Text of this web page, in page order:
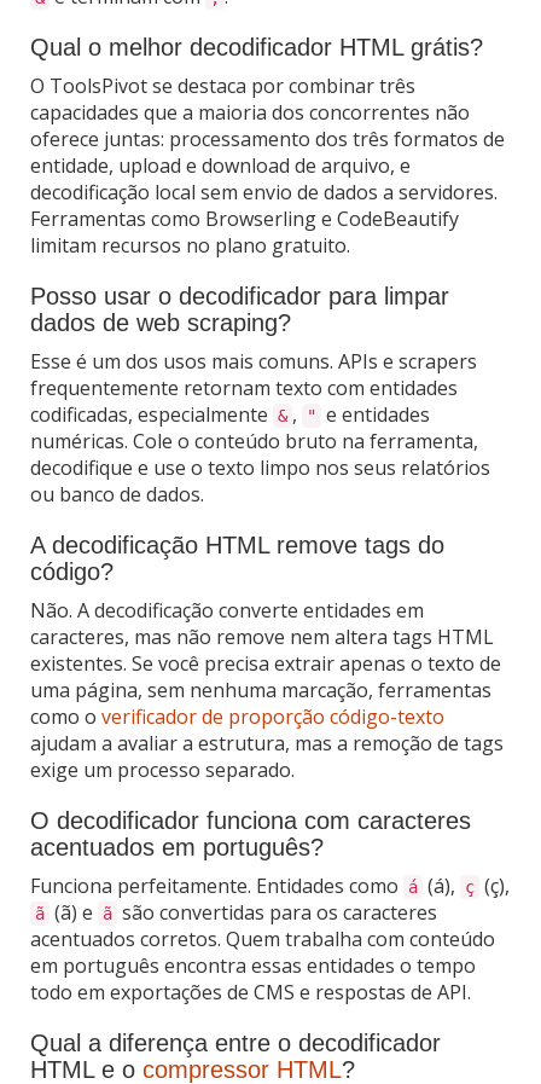
Qual o melhor decodificador HTML grátis?
O ToolsPivot se destaca por combinar três
capacidades que a maioria dos concorrentes não
oferece juntas: processamento dos três formatos de
entidade, upload e download de arquivo, e
decodificação local sem envio de dados a servidores.
Ferramentas como Browserling e CodeBeautify
limitam recursos no plano gratuito.
Posso usar o decodificador para limpar
dados de web scraping?
Esse é um dos usos mais comuns. APIs e scrapers
frequentemente retornam texto com entidades
codificadas, especialmente & , " e entidades
numéricas. Cole o conteúdo bruto na ferramenta,
decodifique e use o texto limpo nos seus relatórios
ou banco de dados.
A decodificação HTML remove tags do
código?
Não. A decodificação converte entidades em
caracteres, mas não remove nem altera tags HTML
existentes. Se você precisa extrair apenas o texto de
uma página, sem nenhuma marcação, ferramentas
como o verificador de proporção código-texto
ajudam a avaliar a estrutura, mas a remoção de tags
exige um processo separado.
O decodificador funciona com caracteres
acentuados em português?
Funciona perfeitamente. Entidades como
á (á), ç (ç),
ã (ã) e ã são convertidas para os caracteres
acentuados corretos. Quem trabalha com conteúdo
em português encontra essas entidades o tempo
todo em exportações de CMS e respostas de API.
Qual a diferença entre o decodificador
HTML e o compressor HTML?